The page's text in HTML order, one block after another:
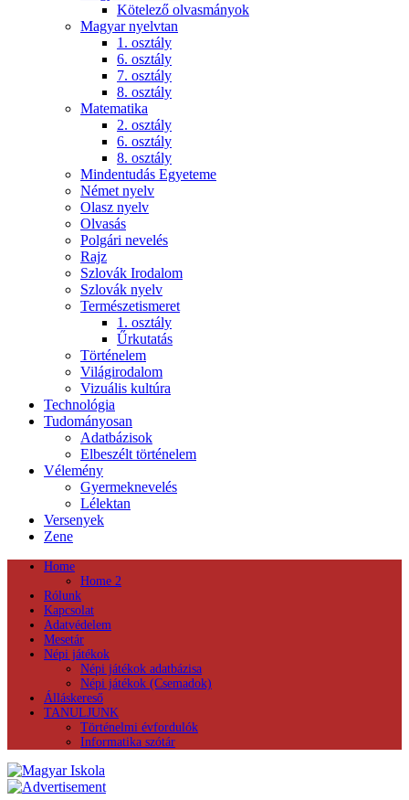
Kötelező olvasmányok
Magyar nyelvtan
1. osztály
6. osztály
7. osztály
8. osztály
Matematika
2. osztály
6. osztály
8. osztály
Mindentudás Egyeteme
Német nyelv
Olasz nyelv
Olvasás
Polgári nevelés
Rajz
Szlovák Irodalom
Szlovák nyelv
Természetismeret
1. osztály
Űrkutatás
Történelem
Világirodalom
Vizuális kultúra
Technológia
Tudományosan
Adatbázisok
Elbeszélt történelem
Vélemény
Gyermeknevelés
Lélektan
Versenyek
Zene
Home
Home 2
Rólunk
Kapcsolat
Adatvédelem
Mesetár
Népi játékok
Népi játékok adatbázisa
Népi játékok (Csemadok)
Álláskereső
TANULJUNK
Történelmi évfordulók
Informatika szótár